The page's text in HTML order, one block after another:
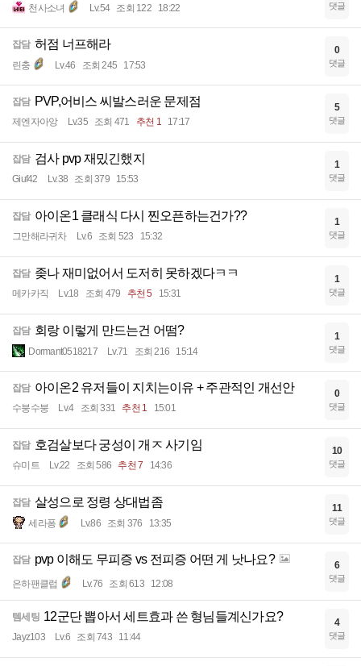
천사소녀 Lv.54 조회 122 18:22 댓글
잡담 허점 너프해라
린충 Lv.46 조회 245 17:53
0
댓글
잡담 PVP,어비스 씨발스러운 문제점
제엔자아앙 Lv.35 조회 471 추천 1 17:17
5
댓글
잡담 검사 pvp 재밌긴했지
Giuf42 Lv.38 조회 379 15:53
1
댓글
잡담 아이온1 클래식 다시 찐오픈하는건가??
그만해라귀차 Lv.6 조회 523 15:32
1
댓글
잡담 좆나 재미없어서 도저히 못하겠다ㅋㅋ
메카카직 Lv.18 조회 479 추천 5 15:31
1
댓글
잡담 회랑 이렇게 만드는건 어떰?
Dormant0518217 Lv.71 조회 216 15:14
1
댓글
잡담 아이온2 유저들이 지치는이유 + 주관적인 개선안
수붕수붕 Lv.4 조회 331 추천 1 15:01
0
댓글
잡담 호검살보다 궁성이 개ㅈ 사기임
슈미트 Lv.22 조회 586 추천 7 14:36
10
댓글
잡담 살성으로 정령 상대법좀
세라퐁 Lv.86 조회 376 13:35
11
댓글
잡담 pvp 이해도 무피증 vs 전피증 어떤 게 낫나요?
은하팬클럽 Lv.76 조회 613 12:08
6
댓글
템세팅 12군단 뽑아서 세트효과 쓴 형님들계신가요?
Jayz103 Lv.6 조회 743 11:44
4
댓글